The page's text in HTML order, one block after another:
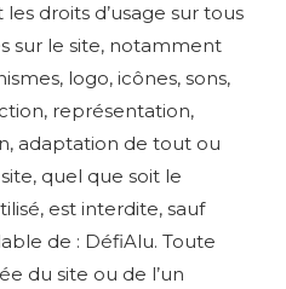
droits d’usage sur tous
sur le site, notamment
logo, icônes, sons,
représentation,
adaptation de tout ou
quel que soit le
est interdite, sauf
de : DéfiAlu. Toute
du site ou de l’un